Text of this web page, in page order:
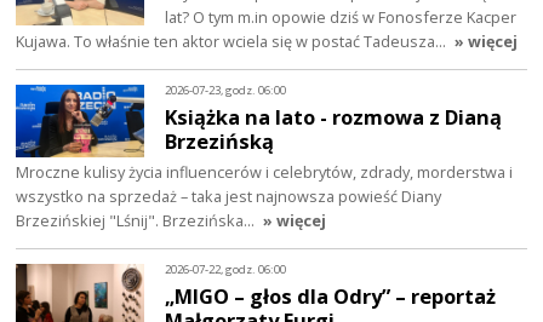
lat? O tym m.in opowie dziś w Fonosferze Kacper
Kujawa. To właśnie ten aktor wciela się w postać Tadeusza… » więcej
2026-07-23, godz. 06:00
Książka na lato - rozmowa z Dianą
Brzezińską
Mroczne kulisy życia influencerów i celebrytów, zdrady, morderstwa i
wszystko na sprzedaż – taka jest najnowsza powieść Diany
Brzezińskiej "Lśnij". Brzezińska… » więcej
2026-07-22, godz. 06:00
„MIGO – głos dla Odry” – reportaż